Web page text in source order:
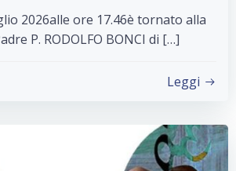
2026alle ore 17.46è tornato alla
P. RODOLFO BONCI di […]
Leggi